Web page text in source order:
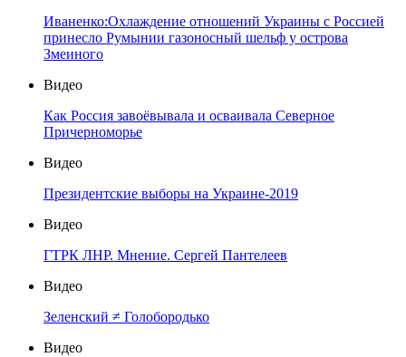
Иваненко:Охлаждение отношений Украины с Россией
принесло Румынии газоносный шельф у острова
Змеиного
Видео
Как Россия завоёвывала и осваивала Северное
Причерноморье
Видео
Президентские выборы на Украине-2019
Видео
ГТРК ЛНР. Мнение. Сергей Пантелеев
Видео
Зеленский ≠ Голобородько
Видео